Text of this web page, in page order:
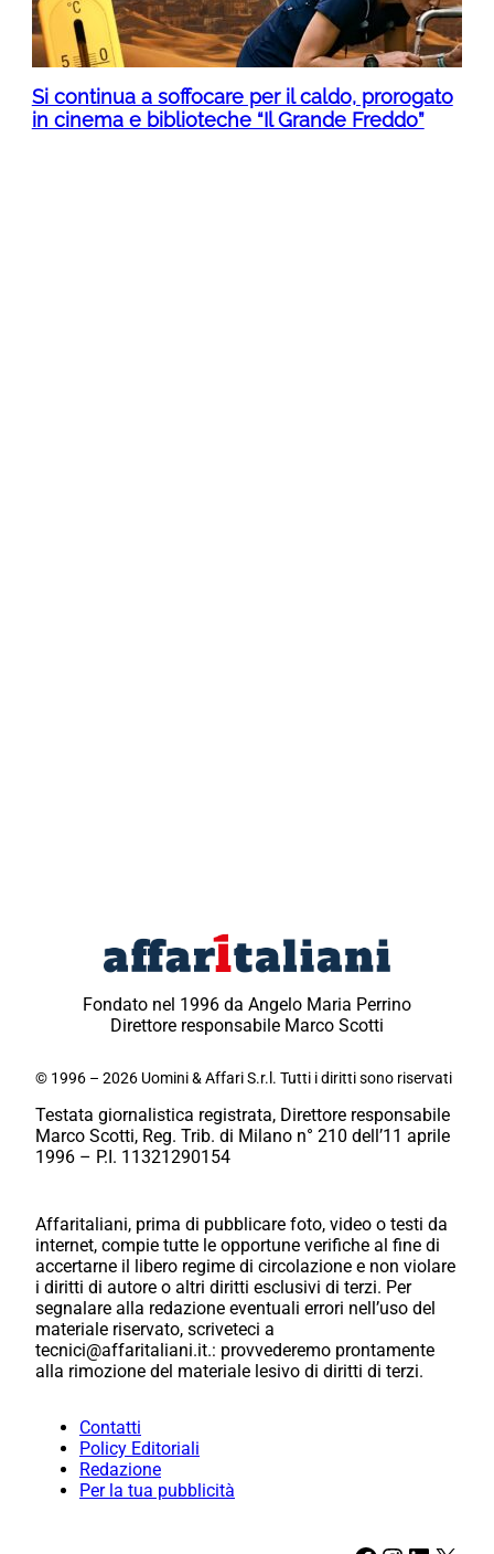
Si continua a soffocare per il caldo, prorogato
in cinema e biblioteche “Il Grande Freddo”
Fondato nel 1996 da Angelo Maria Perrino
Direttore responsabile Marco Scotti
© 1996 – 2026 Uomini & Affari S.r.l. Tutti i diritti sono riservati
Testata giornalistica registrata, Direttore responsabile
Marco Scotti, Reg. Trib. di Milano n° 210 dell’11 aprile
1996 – P.I. 11321290154
Affaritaliani, prima di pubblicare foto, video o testi da
internet, compie tutte le opportune verifiche al fine di
accertarne il libero regime di circolazione e non violare
i diritti di autore o altri diritti esclusivi di terzi. Per
segnalare alla redazione eventuali errori nell’uso del
materiale riservato, scriveteci a
tecnici@affaritaliani.it.: provvederemo prontamente
alla rimozione del materiale lesivo di diritti di terzi.
Contatti
Policy Editoriali
Redazione
Per la tua pubblicità